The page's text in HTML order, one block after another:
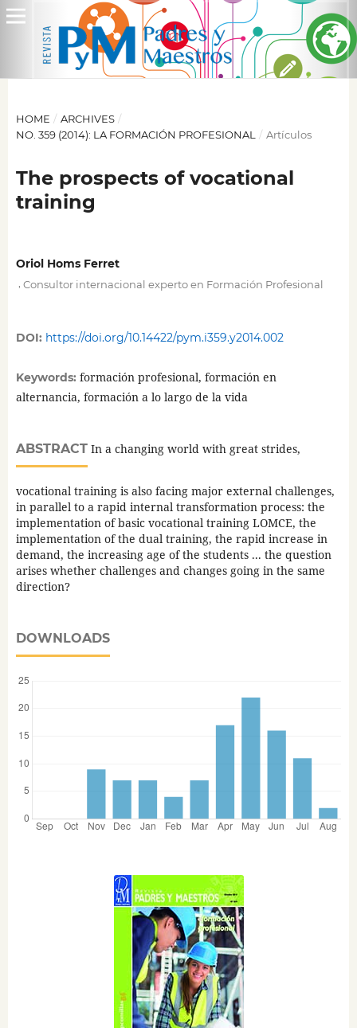
HOME / ARCHIVES /
NO. 359 (2014): LA FORMACIÓN PROFESIONAL
/ Artículos
The prospects of vocational
training
Oriol Homs Ferret
Consultor internacional experto en Formación Profesional
DOI: https://doi.org/10.14422/pym.i359.y2014.002
Keywords: formación profesional, formación en
alternancia, formación a lo largo de la vida
ABSTRACTIn a changing world with great strides,
vocational training is also facing major external challenges,
in parallel to a rapid internal transformation process: the
implementation of basic vocational training LOMCE, the
implementation of the dual training, the rapid increase in
demand, the increasing age of the students ... the question
arises whether challenges and changes going in the same
direction?
DOWNLOADS